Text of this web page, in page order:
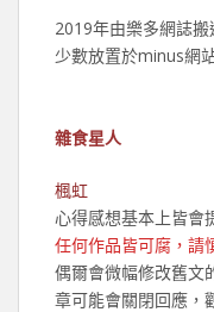
2019年由樂多網誌
少數放置於minus網
雜食星人
楓虹
心得感想基本上皆會
任何作品皆可腐，請
偶爾會微幅修改舊文
章可能會關閉回應，